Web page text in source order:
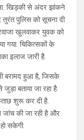
खिड़की से अंदर झांकने
पुलिस को सूचना दी
खुलवाकर युवक को
गया. चिकित्सकों के
इलाज जारी है.
बरामद हुआ है, जिसके
बताया जा रहा है.
शुरू कर दी है.
जांच की जा रही है और
सकेगी.